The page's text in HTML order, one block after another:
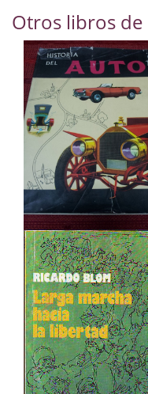
Enciclopedias
Ensayo
Ensayo literario
Filosofía
Física y Química
Física y química
Guerra Civil Española
Historia
historia
Infantil y juvenil
Infantil y juvenil. Nuevo!!
Otros libros de